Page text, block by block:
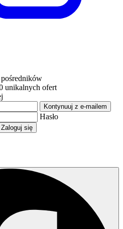
pośredników
unikalnych ofert
Kontynuuj z e-mailem
Hasło
Zaloguj się